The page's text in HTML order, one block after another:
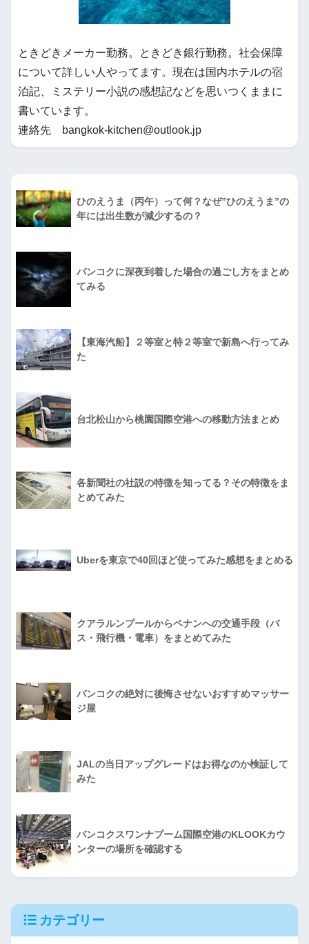
ときどきメーカー勤務。ときどき銀行勤務。社会保障
について詳しい人やってます。現在は国内ホテルの宿
泊記、ミステリー小説の感想記などを思いつくままに
書いています。
連絡先 bangkok-kitchen@outlook.jp
ひのえうま（丙午）って何？なぜ”ひのえうま”の
年には出生数が減少するの？
バンコクに深夜到着した場合の過ごし方をまとめ
てみる
【東海汽船】２等室と特２等室で新島へ行ってみ
た
台北松山から桃園国際空港への移動方法まとめ
各新聞社の社説の特徴を知ってる？その特徴をま
とめてみた
Uberを東京で40回ほど使ってみた感想をまとめる
クアラルンプールからペナンへの交通手段（バ
ス・飛行機・電車）をまとめてみた
バンコクの絶対に後悔させないおすすめマッサー
ジ屋
JALの当日アップグレードはお得なのか検証して
みた
バンコクスワンナプーム国際空港のKLOOKカウ
ンターの場所を確認する
カテゴリー